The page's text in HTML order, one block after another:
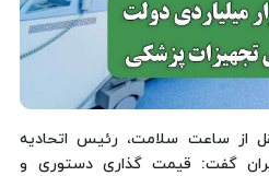
از ساعت سلامت، رئیس اتحادیه
گفت: قیمت گذاری دستوری و